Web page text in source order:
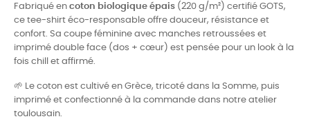
Fabriqué en coton biologique épais (220 g/m²) certifié GOTS,
ce tee-shirt éco-responsable offre douceur, résistance et
confort. Sa coupe féminine avec manches retroussées et
imprimé double face (dos + cœur) est pensée pour un look à la
fois chill et affirmé.
🌱 Le coton est cultivé en Grèce, tricoté dans la Somme, puis
imprimé et confectionné à la commande dans notre atelier
toulousain.